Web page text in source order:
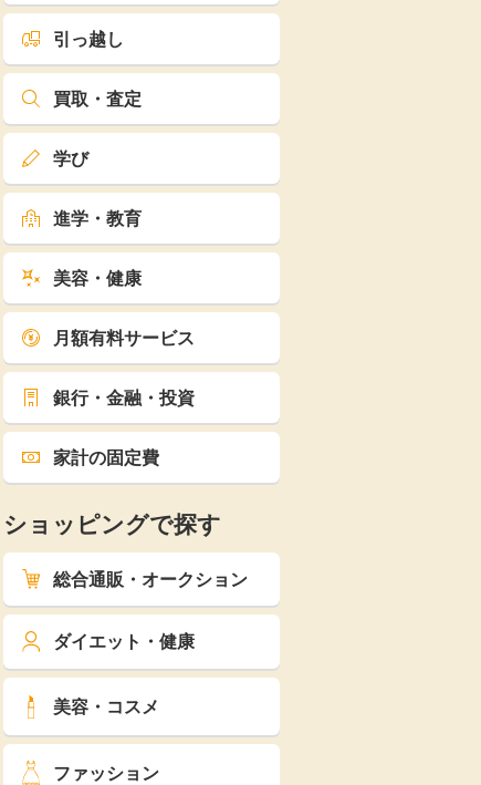
引っ越し
買取・査定
学び
進学・教育
美容・健康
月額有料サービス
銀行・金融・投資
家計の固定費
ショッピングで探す
総合通販・オークション
ダイエット・健康
美容・コスメ
ファッション